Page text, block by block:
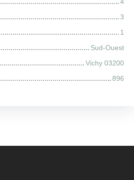
4
3
1
Sud-Ouest
Vichy 03200
896